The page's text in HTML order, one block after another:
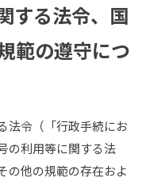
する法令、国
範の遵守につ
法令（「行政手続にお
の利用等に関する法
の他の規範の存在およ